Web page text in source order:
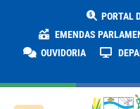
PORTAL
EMENDAS
OUVIDORIA